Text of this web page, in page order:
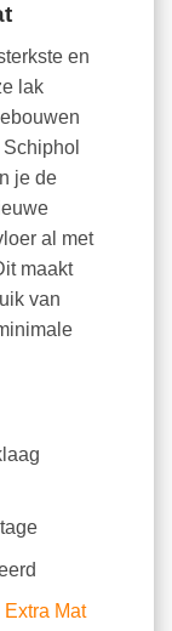
en
lak
je de
al met
maakt
van
Extra Mat